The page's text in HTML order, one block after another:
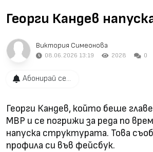
Георги Кандев
Виктория Симеонова
08.06.2026 13:19 2028 0
Абонирай се...
Георги Кандев, който беше
МВР и се погрижи за реда по
напуска структурата. Това
профила си във фейсбук.